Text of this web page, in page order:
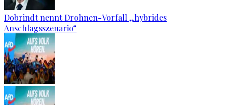
Dobrindt nennt Drohnen-Vorfall „hybrides
Anschlagsszenario“